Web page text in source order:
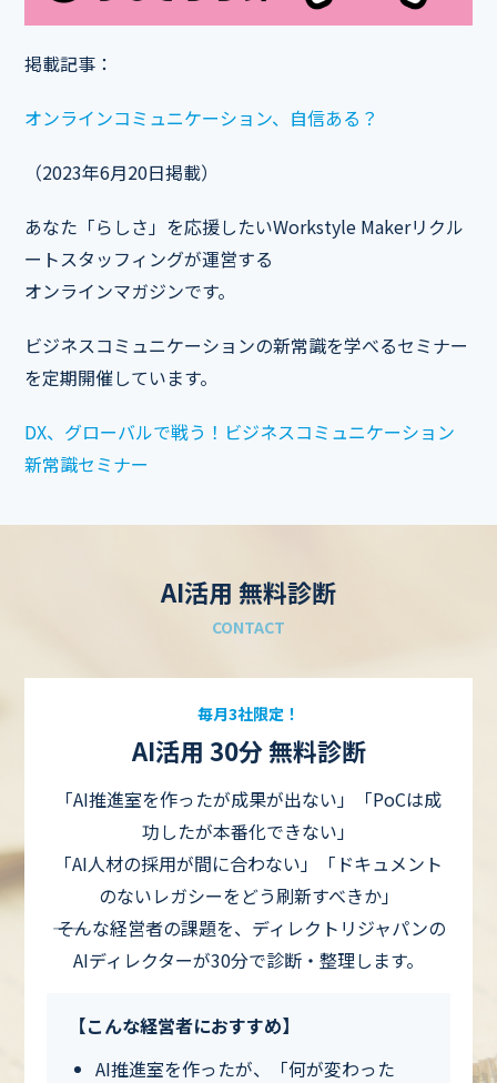
掲載記事：
オンラインコミュニケーション、自信ある？
（2023年6月20日掲載）
あなた「らしさ」を応援したいWorkstyle Makerリクル
ートスタッフィングが運営する
オンラインマガジンです。
ビジネスコミュニケーションの新常識を学べるセミナー
を定期開催しています。
DX、グローバルで戦う！ビジネスコミュニケーション
新常識セミナー
AI活用 無料診断
CONTACT
毎月3社限定！
AI活用 30分 無料診断
「AI推進室を作ったが成果が出ない」「PoCは成
功したが本番化できない」
「AI人材の採用が間に合わない」「ドキュメント
のないレガシーをどう刷新すべきか」
―― そんな経営者の課題を、ディレクトリジャパンの
AIディレクターが30分で診断・整理します。
【こんな経営者におすすめ】
AI推進室を作ったが、「何が変わった